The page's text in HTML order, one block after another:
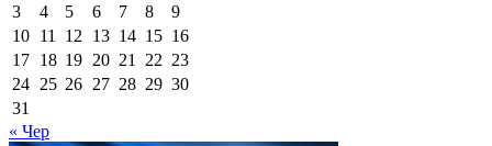
3
4 5 6 7 8
9
10 11 12 13 14 15 16
17 18 19 20 21 22 23
24 25 26 27 28 29 30
31
« Чер